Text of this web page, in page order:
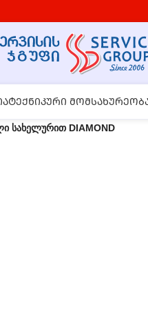
ᲢᲔᲥᲜᲘᲙᲣᲠᲘ
სახელურით DIAMOND